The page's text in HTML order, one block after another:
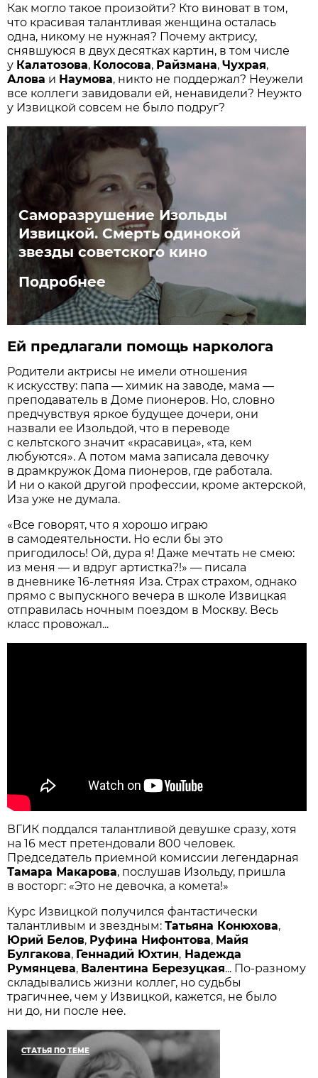
Как могло такое произойти? Кто виноват в том,
что красивая талантливая женщина осталась
одна, никому не нужная? Почему актрису,
снявшуюся в двух десятках картин, в том числе
у Калатозова, Колосова, Райзмана,Чухрая,
Алова и Наумова, никто не поддержал? Неужели
все коллеги завидовали ей, ненавидели? Неужто
у Извицкой совсем не было подруг?
Саморазрушение Изольды
Извицкой. Смерть одинокой
звезды советского кино
Подробнее
Ей предлагали помощь нарколога
Родители актрисы не имели отношения
к искусству: папа — химик на заводе, мама —
преподаватель в Доме пионеров. Но, словно
предчувствуя яркое будущее дочери, они
назвали ее Изольдой, что в переводе
с кельтского значит «красавица», «та, кем
любуются». А потом мама записала девочку
в драмкружок Дома пионеров, где работала.
И ни о какой другой профессии, кроме актерской,
Иза уже не думала.
«Все говорят, что я хорошо играю
в самодеятельности. Но если бы это
пригодилось! Ой, дура я! Даже мечтать не смею:
из меня — и вдруг артистка?!» — писала
в дневнике 16-летняя Иза. Страх страхом, однако
прямо с выпускного вечера в школе Извицкая
отправилась ночным поездом в Москву. Весь
класс провожал...
ВГИК поддался талантливой девушке сразу, хотя
на 16 мест претендовали 800 человек.
Председатель приемной комиссии легендарная
Тамара Макарова, послушав Изольду, пришла
в восторг: «Это не девочка, а комета!»
Курс Извицкой получился фантастически
талантливым и звездным:Татьяна Конюхова,
Юрий Белов, Руфина Нифонтова, Майя
Булгакова, Геннадий Юхтин, Надежда
Румянцева, Валентина Березуцкая... По-разному
складывались жизни коллег, но судьбы
трагичнее, чем у Извицкой, кажется, не было
ни до, ни после нее.
СТАТЬЯ ПО ТЕМЕ